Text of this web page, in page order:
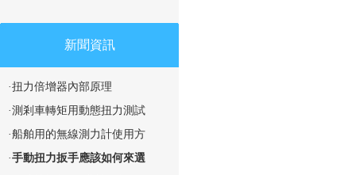
新聞資訊
·扭力倍增器內部原理
·測剎車轉矩用動態扭力測試
·船舶用的無線測力計使用方
·手動扭力扳手應該如何來選